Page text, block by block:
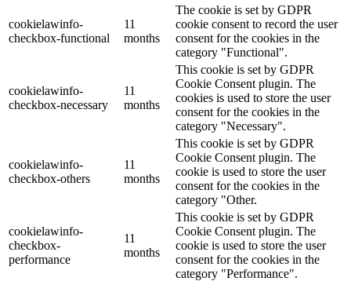
cookielawinfo-
checkbox-functional
11
months
The cookie is set by GDPR
cookie consent to record the user
consent for the cookies in the
category "Functional".
cookielawinfo-
checkbox-necessary
11
months
This cookie is set by GDPR
Cookie Consent plugin. The
cookies is used to store the user
consent for the cookies in the
category "Necessary".
cookielawinfo-
checkbox-others
11
months
This cookie is set by GDPR
Cookie Consent plugin. The
cookie is used to store the user
consent for the cookies in the
category "Other.
cookielawinfo-
checkbox-
performance
11
months
This cookie is set by GDPR
Cookie Consent plugin. The
cookie is used to store the user
consent for the cookies in the
category "Performance".